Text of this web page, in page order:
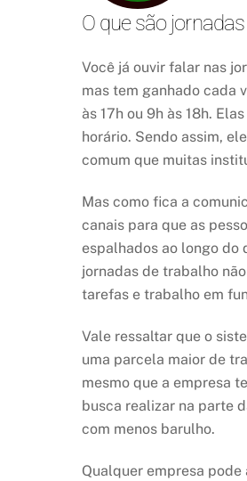
O que são
Você já ouvir falar nas
mas tem ganhado cada
às 17h ou 9h às 18h.
horário. Sendo assim,
comum que muitas
Mas como fica a
canais para que as
espalhados ao longo do
jornadas de trabalho
tarefas e trabalho em
Vale ressaltar que o
uma parcela maior de
mesmo que a empresa
busca realizar na parte
com menos barulho.
Qualquer empresa